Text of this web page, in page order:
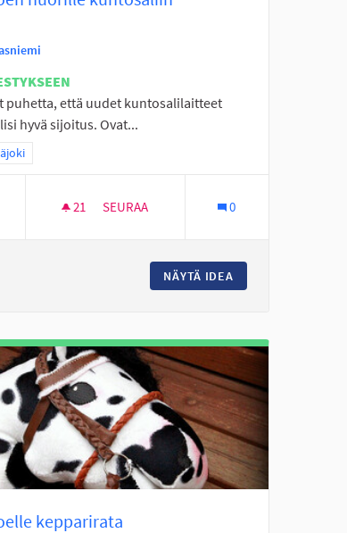
AJANVIETON ALUE KEINUIN
PIKNIK- JA YHTEISEN AJANVIETON ALUE
puhetta, että uudet kuntosalilaitteet
hyvä sijoitus. Ovat...
mukaan: Eteläinen Seinäjoki
21 21 SEURAAJAA
SEURAA 0
NÄYTÄ IDEA
kepparirata